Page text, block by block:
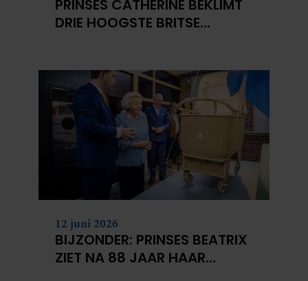
PRINSES CATHERINE BEKLIMT
DRIE HOOGSTE BRITSE
12 juni 2026
BIJZONDER: PRINSES BEATRIX
ZIET NA 88 JAAR HAAR